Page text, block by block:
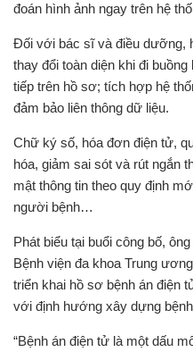
đoán hình ảnh ngay trên hệ
Đối với bác sĩ và điều dưỡng,
thay đổi toàn diện khi đi
tiếp trên hồ sơ; tích hợp hệ
đảm bảo liên thông dữ liệu.
Chữ ký số, hóa đơn điện tử,
hóa, giảm sai sót và rút ngắn
mật thông tin theo quy định
người bệnh…
Phát biểu tại buổi công bố,
Bệnh viện đa khoa Trung
triển khai hồ sơ bệnh án điện
với định hướng xây dựng
“Bệnh án điện tử là một dấu